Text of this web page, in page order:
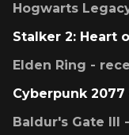
Hogwarts
Stalker 2: Heart
Elden Ring -
Cyberpunk
Baldur's Gate III